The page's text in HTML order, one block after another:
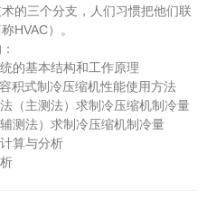
的三个分支，人们习惯把他们联
HVAC）。
基本结构和工作原理
式制冷压缩机性能使用方法
主测法）求制冷压缩机制冷量
法）求制冷压缩机制冷量
算与分析